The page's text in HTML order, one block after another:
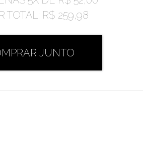
TOTAL: R$ 259,98
JUNTO